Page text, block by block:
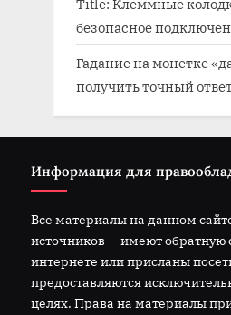
безопасное
Гадание на монетке
получить точный
Информация для
Все материалы на данном
источников — имеют обратную
интернете или присланы
предоставляются
целях. Права на материалы